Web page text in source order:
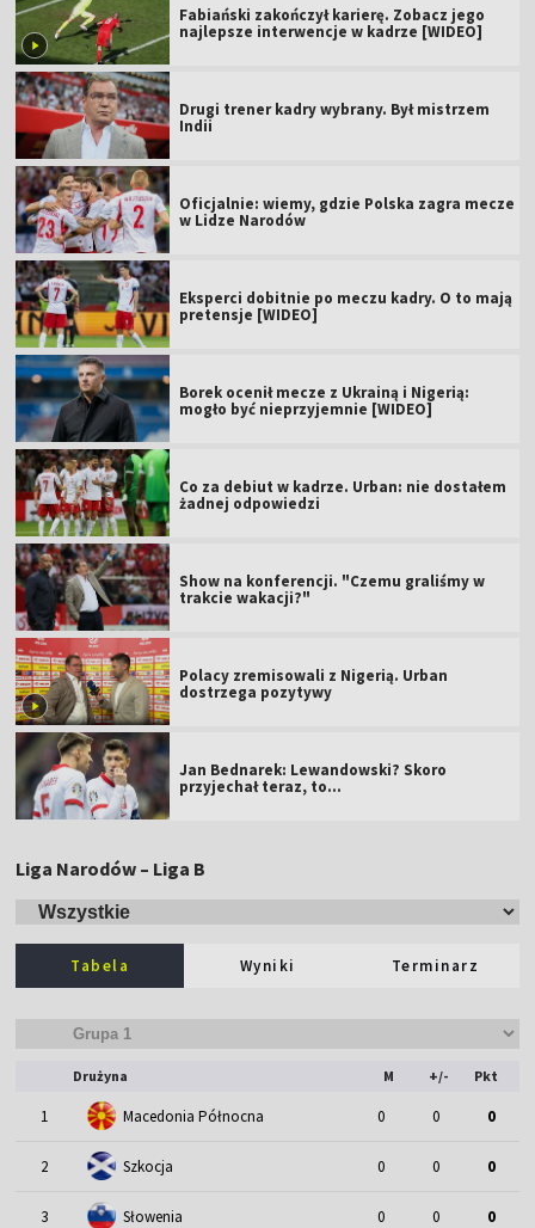
Fabiański zakończył karierę. Zobacz jego
najlepsze interwencje w kadrze [WIDEO]
Drugi trener kadry wybrany. Był mistrzem
Indii
Oficjalnie: wiemy, gdzie Polska zagra mecze
w Lidze Narodów
Eksperci dobitnie po meczu kadry. O to mają
pretensje [WIDEO]
Borek ocenił mecze z Ukrainą i Nigerią:
mogło być nieprzyjemnie [WIDEO]
Co za debiut w kadrze. Urban: nie dostałem
żadnej odpowiedzi
Show na konferencji. "Czemu graliśmy w
trakcie wakacji?"
Polacy zremisowali z Nigerią. Urban
dostrzega pozytywy
Jan Bednarek: Lewandowski? Skoro
przyjechał teraz, to…
Liga Narodów – Liga B
Tabela Wyniki Terminarz
Drużyna M +/- Pkt
1 Macedonia Północna 0 0 0
2 Szkocja 0 0 0
3 Słowenia 0 0 0